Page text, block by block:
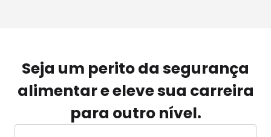
Seja um perito da segurança
alimentar e eleve sua carreira
para outro nível.